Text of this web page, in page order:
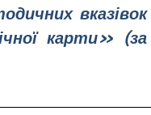
карти»